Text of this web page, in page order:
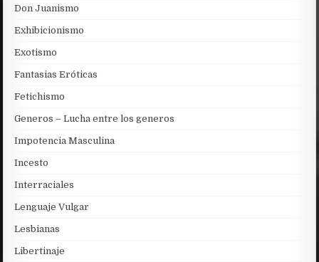
Don Juanismo
Exhibicionismo
Exotismo
Fantasias Eróticas
Fetichismo
Generos – Lucha entre los generos
Impotencia Masculina
Incesto
Interraciales
Lenguaje Vulgar
Lesbianas
Libertinaje